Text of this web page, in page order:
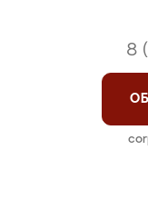
8